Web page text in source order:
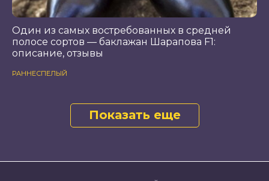
Один из самых востребованных в средней
полосе сортов — баклажан Шарапова F1:
описание, отзывы
РАННЕСПЕЛЫЙ
Показать еще